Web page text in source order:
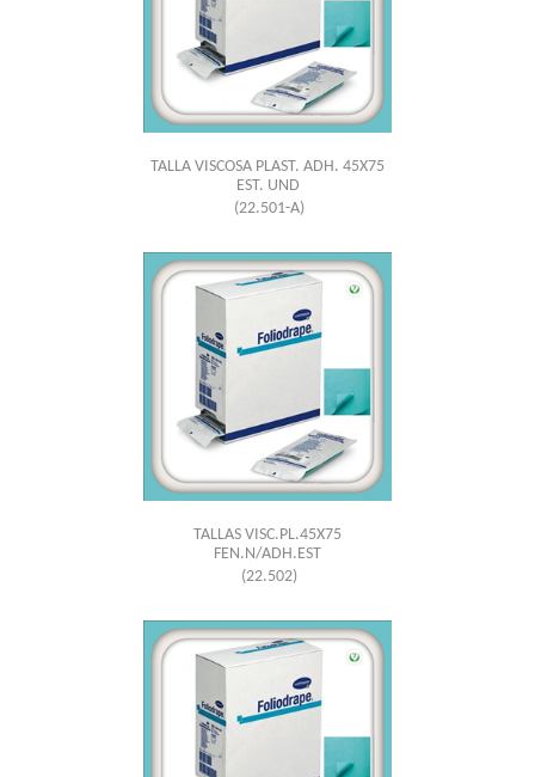
TALLA VISCOSA PLAST. ADH. 45X75
EST. UND
(22.501-A)
TALLAS VISC.PL.45X75
FEN.N/ADH.EST
(22.502)